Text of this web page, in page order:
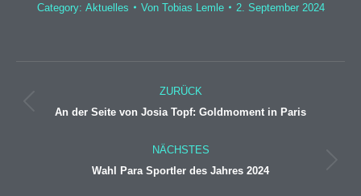
Category: Aktuelles Von Tobias Lemle 2. September 2024
ZURÜCK
Vorheriger
An der Seite von Josia Topf: Goldmoment in Paris
NÄCHSTES
Nächster
Wahl Para Sportler des Jahres 2024